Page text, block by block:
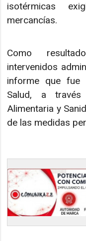
isotérmicas
mercancías.
Como
intervenidos
informe que fue
Salud, a
Alimentaria y
de las medidas